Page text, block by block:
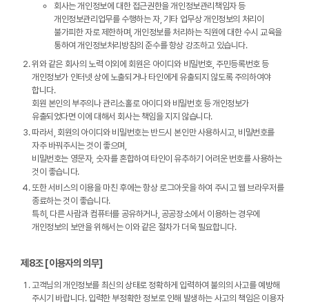
회사는 개인정보에 대한 접근권한을 개인정보관리책임자 등
개인정보관리업무를 수행하는 자, 기타 업무상 개인정보의 처리이
불가피한 자로 제한하며, 개인정보를 처리하는 직원에 대한 수시 교육을
통하여 개인정보처리방침의 준수를 항상 강조하고 있습니다.
위와 같은 회사의 노력 이외에 회원은 아이디와 비밀번호, 주민등록번호 등
개인정보가 인터넷 상에 노출되거나 타인에게 유출되지 않도록 주의하여야
합니다.
회원 본인의 부주의나 관리소홀로 아이디와 비밀번호 등 개인정보가
유출되었다면 이에 대해서 회사는 책임을 지지 않습니다.
따라서, 회원의 아이디와 비밀번호는 반드시 본인만 사용하시고, 비밀번호를
자주 바꿔주시는 것이 좋으며,
비밀번호는 영문자, 숫자를 혼합하여 타인이 유추하기 어려운 번호를 사용하는
것이 좋습니다.
또한 서비스의 이용을 마친 후에는 항상 로그아웃을 하여 주시고 웹 브라우저를
종료하는 것이 좋습니다.
특히, 다른 사람과 컴퓨터를 공유하거나, 공공장소에서 이용하는 경우에
개인정보의 보안을 위해서는 이와 같은 절차가 더욱 필요합니다.
제8조 [이용자의 의무]
고객님의 개인정보를 최신의 상태로 정확하게 입력하여 불의의 사고를 예방해
주시기 바랍니다. 입력한 부정확한 정보로 인해 발생하는 사고의 책임은 이용자